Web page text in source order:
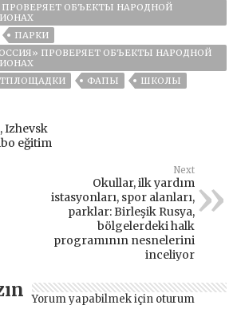
ПРОВЕРЯЕТ ОБЪЕКТЫ НАРОДНОЙ
ПАРКИ
ПРОВЕРЯЕТ ОБЪЕКТЫ НАРОДНОЙ
ФАПЫ ШКОЛЫ
Izhevsk
eğitim
Next
Okullar, ilk yardım
istasyonları, spor alanları,
parklar: Birleşik Rusya,
bölgelerdeki halk
programının nesnelerini
inceliyor
Yorum yapabilmek için oturum